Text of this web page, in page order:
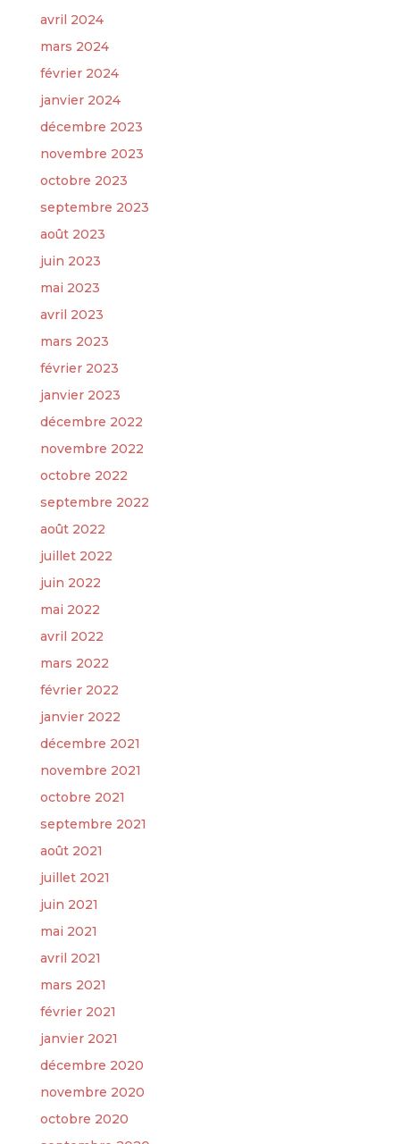
avril 2024
mars 2024
février 2024
janvier 2024
décembre 2023
novembre 2023
octobre 2023
septembre 2023
août 2023
juin 2023
mai 2023
avril 2023
mars 2023
février 2023
janvier 2023
décembre 2022
novembre 2022
octobre 2022
septembre 2022
août 2022
juillet 2022
juin 2022
mai 2022
avril 2022
mars 2022
février 2022
janvier 2022
décembre 2021
novembre 2021
octobre 2021
septembre 2021
août 2021
juillet 2021
juin 2021
mai 2021
avril 2021
mars 2021
février 2021
janvier 2021
décembre 2020
novembre 2020
octobre 2020